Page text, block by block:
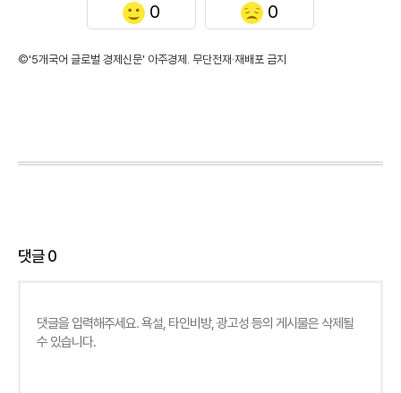
0 0
©'5개국어 글로벌 경제신문' 아주경제. 무단전재·재배포 금지
댓글0